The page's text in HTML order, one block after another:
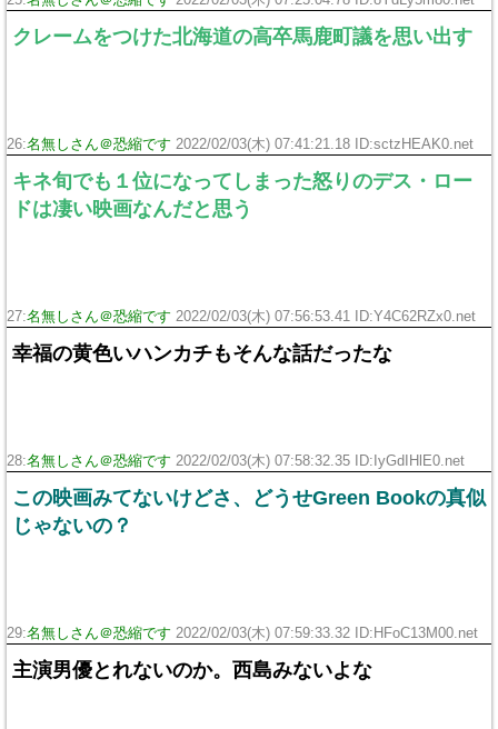
クレームをつけた北海道の高卒馬鹿町議を思い出す
26:名無しさん＠恐縮です 2022/02/03(木) 07:41:21.18 ID:sctzHEAK0.net
キネ旬でも１位になってしまった怒りのデス・ロー
ドは凄い映画なんだと思う
27:名無しさん＠恐縮です 2022/02/03(木) 07:56:53.41 ID:Y4C62RZx0.net
幸福の黄色いハンカチもそんな話だったな
28:名無しさん＠恐縮です 2022/02/03(木) 07:58:32.35 ID:IyGdIHlE0.net
この映画みてないけどさ、どうせGreen Bookの真似
じゃないの？
29:名無しさん＠恐縮です 2022/02/03(木) 07:59:33.32 ID:HFoC13M00.net
主演男優とれないのか。西島みないよな